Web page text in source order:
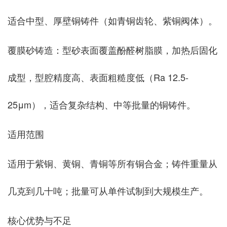
适合中型、厚壁铜铸件（如青铜齿轮、紫铜阀体）。
覆膜砂铸造：型砂表面覆盖酚醛树脂膜，加热后固化
成型，型腔精度高、表面粗糙度低（Ra 12.5-
25μm），适合复杂结构、中等批量的铜铸件。
适用范围
适用于紫铜、黄铜、青铜等所有铜合金；铸件重量从
几克到几十吨；批量可从单件试制到大规模生产。
核心优势与不足